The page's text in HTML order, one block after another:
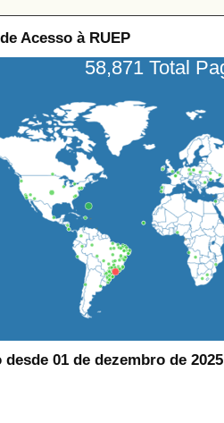
Acesso à RUEP
58,871 Total
01 de dezembro de